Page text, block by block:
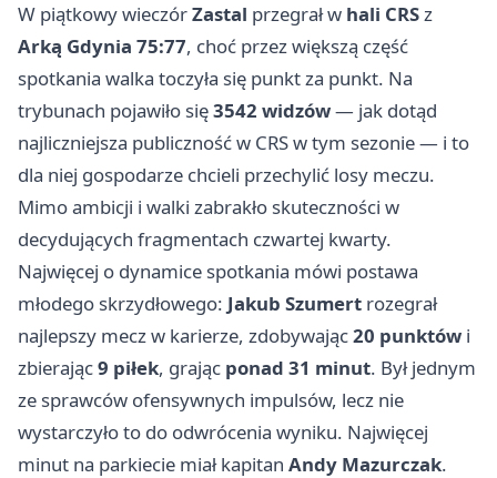
W piątkowy wieczórZastal przegrał w hali CRSz
Arką Gdynia 75:77, choć przez większą część
spotkania walka toczyła się punkt za punkt. Na
trybunach pojawiło się3542 widzów— jak dotąd
najliczniejsza publiczność w CRS w tym sezonie — i to
dla niej gospodarze chcieli przechylić losy meczu.
Mimo ambicji i walki zabrakło skuteczności w
decydujących fragmentach czwartej kwarty.
Najwięcej o dynamice spotkania mówi postawa
młodego skrzydłowego: Jakub Szumert rozegrał
najlepszy mecz w karierze, zdobywając20 punktów i
zbierając9 piłek, grając ponad 31 minut. Był jednym
ze sprawców ofensywnych impulsów, lecz nie
wystarczyło to do odwrócenia wyniku. Najwięcej
minut na parkiecie miał kapitan Andy Mazurczak.